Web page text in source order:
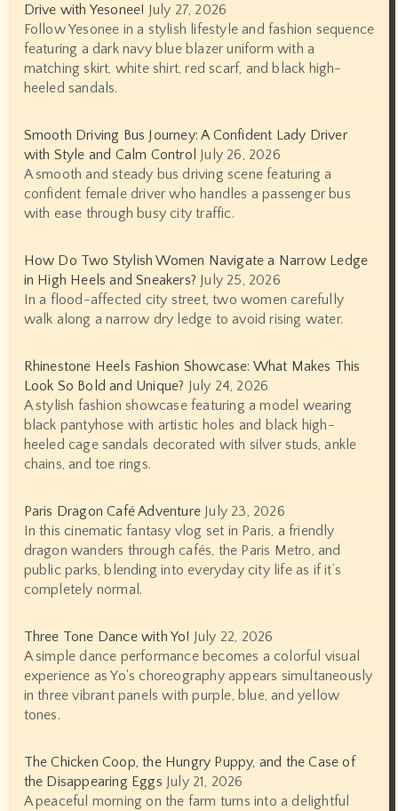
Drive with Yesonee! July 27, 2026
Follow Yesonee in a stylish lifestyle and fashion sequence
featuring a dark navy blue blazer uniform with a
matching skirt, white shirt, red scarf, and black high-
heeled sandals.
Smooth Driving Bus Journey: A Confident Lady Driver
with Style and Calm Control July 26, 2026
A smooth and steady bus driving scene featuring a
confident female driver who handles a passenger bus
with ease through busy city traffic.
How Do Two Stylish Women Navigate a Narrow Ledge
in High Heels and Sneakers? July 25, 2026
In a flood-affected city street, two women carefully
walk along a narrow dry ledge to avoid rising water.
Rhinestone Heels Fashion Showcase: What Makes This
Look So Bold and Unique? July 24, 2026
A stylish fashion showcase featuring a model wearing
black pantyhose with artistic holes and black high-
heeled cage sandals decorated with silver studs, ankle
chains, and toe rings.
Paris Dragon Café Adventure July 23, 2026
In this cinematic fantasy vlog set in Paris, a friendly
dragon wanders through cafés, the Paris Metro, and
public parks, blending into everyday city life as if it’s
completely normal.
Three Tone Dance with Yo! July 22, 2026
A simple dance performance becomes a colorful visual
experience as Yo's choreography appears simultaneously
in three vibrant panels with purple, blue, and yellow
tones.
The Chicken Coop, the Hungry Puppy, and the Case of
the Disappearing Eggs July 21, 2026
A peaceful morning on the farm turns into a delightful